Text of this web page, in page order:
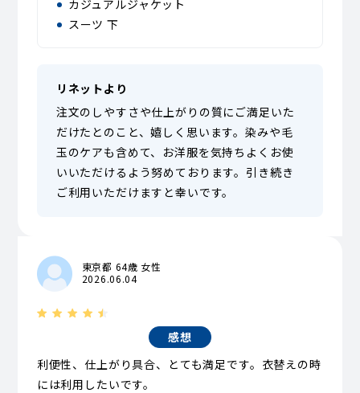
カジュアルジャケット
スーツ 下
リネットより
注文のしやすさや仕上がりの質にご満足いた
だけたとのこと、嬉しく思います。染みや毛
玉のケアも含めて、お洋服を気持ちよくお使
いいただけるよう努めております。引き続き
ご利用いただけますと幸いです。
東京都 64歳 女性
2026.06.04
感想
利便性、仕上がり具合、とても満足です。衣替えの時
には利用したいです。